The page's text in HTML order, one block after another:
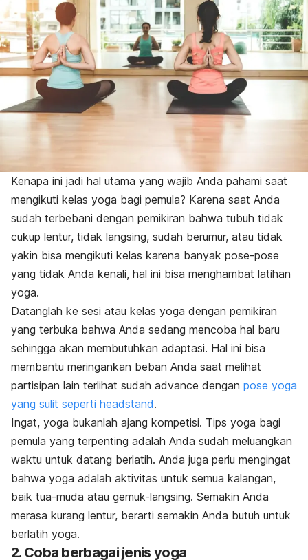
Kenapa ini jadi hal utama yang wajib Anda pahami saat
mengikuti kelas yoga bagi pemula? Karena saat Anda
sudah terbebani dengan pemikiran bahwa tubuh tidak
cukup lentur, tidak langsing, sudah berumur, atau tidak
yakin bisa mengikuti kelas karena banyak pose-pose
yang tidak Anda kenali, hal ini bisa menghambat latihan
yoga.
Datanglah ke sesi atau kelas yoga dengan pemikiran
yang terbuka bahwa Anda sedang mencoba hal baru
sehingga akan membutuhkan adaptasi. Hal ini bisa
membantu meringankan beban Anda saat melihat
partisipan lain terlihat sudah advance dengan pose yoga
yang sulit seperti headstand.
Ingat, yoga bukanlah ajang kompetisi. Tips yoga bagi
pemula yang terpenting adalah Anda sudah meluangkan
waktu untuk datang berlatih. Anda juga perlu mengingat
bahwa yoga adalah aktivitas untuk semua kalangan,
baik tua-muda atau gemuk-langsing. Semakin Anda
merasa kurang lentur, berarti semakin Anda butuh untuk
berlatih yoga.
2. Coba berbagai jenis yoga